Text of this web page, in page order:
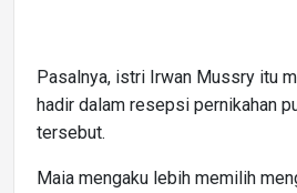
Pasalnya, istri Irwan Mussry itu
hadir dalam resepsi pernikahan
tersebut.
Maia mengaku lebih memilih